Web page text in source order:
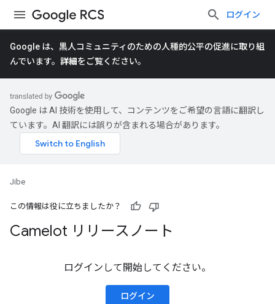
ログイン
Google は、黒人コミュニティのための人種的公平の促進に取り組
んでいます。 詳細をご覧ください。
Google は AI 技術を使用して、コンテンツをご希望の言語に翻訳し
ています。AI 翻訳には誤りが含まれる場合があります。
Jibe
この情報は役に立ちましたか？
Camelot リリースノート
ログインして開始してください。
ログイン